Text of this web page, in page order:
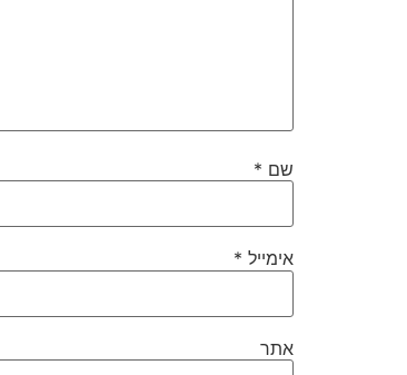
שם *
אימייל *
אתר